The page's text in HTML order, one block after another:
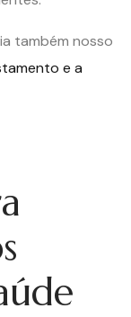
também nosso
e a